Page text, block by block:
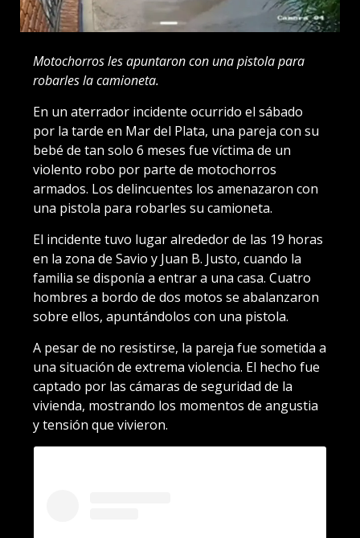
Motochorros les apuntaron con una pistola para
robarles la camioneta.
En un aterrador incidente ocurrido el sábado
por la tarde en Mar del Plata, una pareja con su
bebé de tan solo 6 meses fue víctima de un
violento robo por parte de motochorros
armados. Los delincuentes los amenazaron con
una pistola para robarles su camioneta.
El incidente tuvo lugar alrededor de las 19 horas
en la zona de Savio y Juan B. Justo, cuando la
familia se disponía a entrar a una casa. Cuatro
hombres a bordo de dos motos se abalanzaron
sobre ellos, apuntándolos con una pistola.
A pesar de no resistirse, la pareja fue sometida a
una situación de extrema violencia. El hecho fue
captado por las cámaras de seguridad de la
vivienda, mostrando los momentos de angustia
y tensión que vivieron.